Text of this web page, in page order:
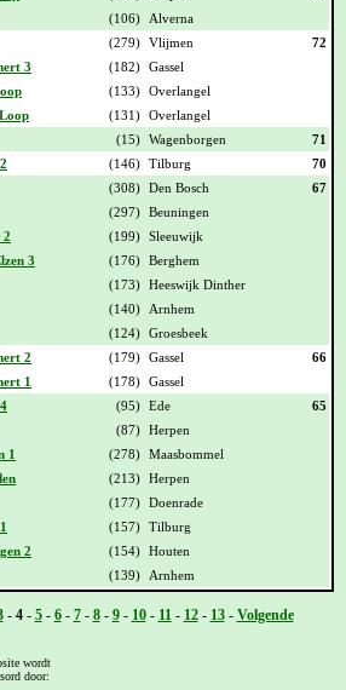
(106)
Alverna
(279) Vlijmen
72
3
(182) Gassel
(133) Overlangel
(131) Overlangel
(15) Wagenborgen
71
(146) Tilburg
70
(308) Den Bosch
67
(297) Beuningen
2
(199) Sleeuwijk
3
(176) Berghem
(173) Heeswijk Dinther
(140)
Arnhem
(124) Groesbeek
2 (179) Gassel
66
1
(178) Gassel
(95) Ede
65
(87) Herpen
1
(278) Maasbommel
(213) Herpen
(177) Doenrade
(157) Tilburg
2
(154) Houten
(139) Arnhem
- 4- 5- 6- 7- 8- 9- 10- 11- 12- 13- Volgende
wordt
door: